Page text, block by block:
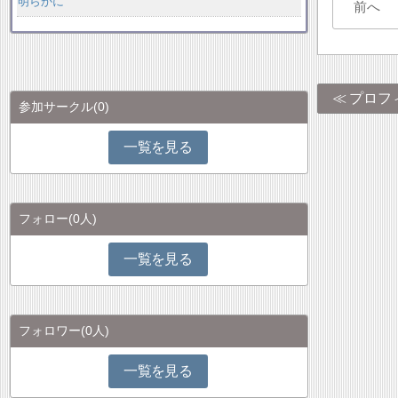
前へ
プロフ
参加サークル(0)
一覧を見る
フォロー(0人)
一覧を見る
フォロワー(0人)
一覧を見る